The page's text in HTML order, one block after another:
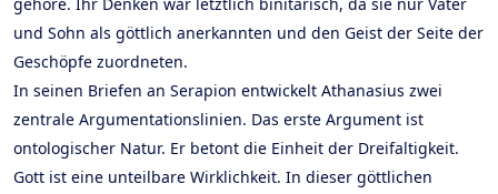
und Sohn als göttlich anerkannten und den Geist der Seite der
Geschöpfe zuordneten.
In seinen Briefen an Serapion entwickelt Athanasius zwei
zentrale Argumentationslinien. Das erste Argument ist
ontologischer Natur. Er betont die Einheit der Dreifaltigkeit.
Gott ist eine unteilbare Wirklichkeit. In dieser göttlichen